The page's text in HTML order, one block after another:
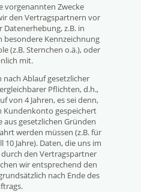
vorgenannten Zwecke
den Vertragspartnern vor
z.B. in
Kennzeichnung
(z.B. Sternchen o.ä.), oder
mit.
Ablauf gesetzlicher
Pflichten, d.h.,
von 4 Jahren, es sei denn,
Kundenkonto gespeichert
aus gesetzlichen Gründen
werden müssen (z.B. für
10 Jahre). Daten, die uns im
den Vertragspartner
wir entsprechend den
nach Ende des